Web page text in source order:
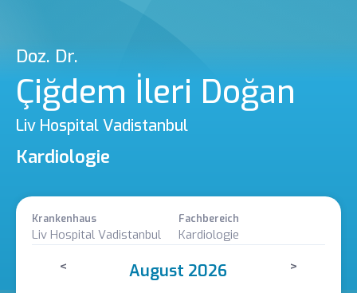
Doz. Dr.
Çiğdem İleri Doğan
Liv Hospital Vadistanbul
Kardiologie
Krankenhaus
Liv Hospital Vadistanbul
Fachbereich
Kardiologie
< August 2026 >